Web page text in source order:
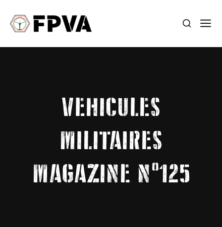
VEHICULES
MILITAIRES
MAGAZINE N°125